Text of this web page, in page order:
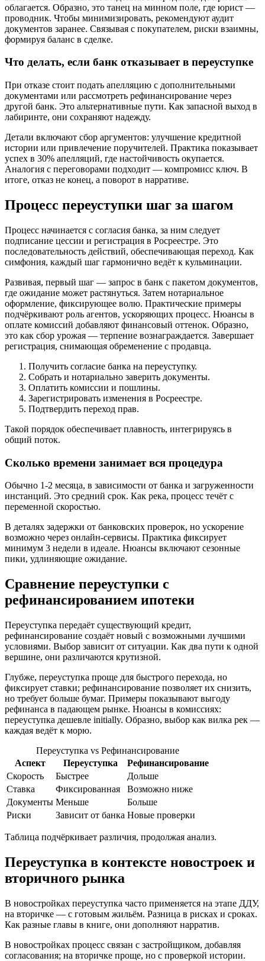
облагается. Образно, это танец на минном поле, где юрист —
проводник. Чтобы минимизировать, рекомендуют аудит
документов заранее. Связывая с покупателем, риски взаимны,
формируя баланс в сделке.
Что делать, если банк отказывает в переуступке
При отказе стоит подать апелляцию с дополнительными
документами или рассмотреть рефинансирование через
другой банк. Это альтернативные пути. Как запасной выход в
лабиринте, они сохраняют надежду.
Детали включают сбор аргументов: улучшение кредитной
истории или привлечение поручителей. Практика показывает
успех в 30% апелляций, где настойчивость окупается.
Аналогия с переговорами подходит — компромисс ключ. В
итоге, отказ не конец, а поворот в нарративе.
Процесс переуступки шаг за шагом
Процесс начинается с согласия банка, за ним следует
подписание цессии и регистрация в Росреестре. Это
последовательность действий, обеспечивающая переход. Как
симфония, каждый шаг гармонично ведёт к кульминации.
Развивая, первый шаг — запрос в банк с пакетом документов,
где ожидание может растянуться. Затем нотариальное
оформление, фиксирующее волю. Практические примеры
подчёркивают роль агентов, ускоряющих процесс. Нюансы в
оплате комиссий добавляют финансовый оттенок. Образно,
это как сбор урожая — терпение вознаграждается. Завершает
регистрация, снимающая обременение с продавца.
Получить согласие банка на переуступку.
Собрать и нотариально заверить документы.
Оплатить комиссии и пошлины.
Зарегистрировать изменения в Росреестре.
Подтвердить переход прав.
Такой порядок обеспечивает плавность, интегрируясь в
общий поток.
Сколько времени занимает вся процедура
Обычно 1-2 месяца, в зависимости от банка и загруженности
инстанций. Это средний срок. Как река, процесс течёт с
переменной скоростью.
В деталях задержки от банковских проверок, но ускорение
возможно через онлайн-сервисы. Практика фиксирует
минимум 3 недели в идеале. Нюансы включают сезонные
пики, удлиняющие ожидание.
Сравнение переуступки с
рефинансированием ипотеки
Переуступка передаёт существующий кредит,
рефинансирование создаёт новый с возможными лучшими
условиями. Выбор зависит от ситуации. Как два пути к одной
вершине, они различаются крутизной.
Глубже, переуступка проще для быстрого перехода, но
фиксирует ставки; рефинансирование позволяет их снизить,
но требует больше бумаг. Примеры показывают выгоду
рефинанса в падающем рынке. Нюансы в комиссиях:
переуступка дешевле initially. Образно, выбор как вилка рек —
каждая ведёт к морю.
Переуступка vs Рефинансирование
Аспект
Переуступка
Рефинансирование
Скорость
Быстрее
Дольше
Ставка
Фиксированная
Возможно ниже
Документы Меньше
Больше
Риски
Зависит от банка Новые проверки
Таблица подчёркивает различия, продолжая анализ.
Переуступка в контексте новостроек и
вторичного рынка
В новостройках переуступка часто применяется на этапе ДДУ,
на вторичке — с готовым жильём. Разница в рисках и сроках.
Как разные главы в книге, они дополняют нарратив.
В новостройках процесс связан с застройщиком, добавляя
согласования; на вторичке проще, но с проверкой истории.